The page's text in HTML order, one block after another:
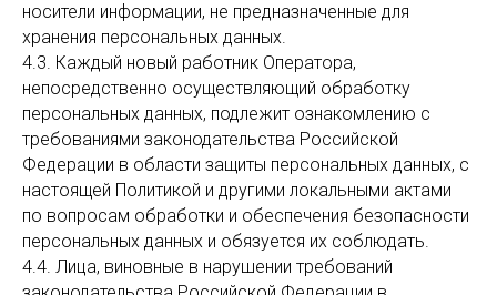
носители информации, не предназначенные для
хранения персональных данных.
4.3. Каждый новый работник Оператора,
непосредственно осуществляющий обработку
персональных данных, подлежит ознакомлению с
требованиями законодательства Российской
Федерации в области защиты персональных данных, с
настоящей Политикой и другими локальными актами
по вопросам обработки и обеспечения безопасности
персональных данных и обязуется их соблюдать.
4.4. Лица, виновные в нарушении требований